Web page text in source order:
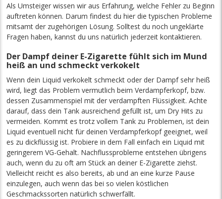
Als Umsteiger wissen wir aus Erfahrung, welche Fehler zu Beginn
auftreten können. Darum findest du hier die typischen Probleme
mitsamt der zugehörigen Lösung. Solltest du noch ungeklärte
Fragen haben, kannst du uns natürlich jederzeit kontaktieren.
Der Dampf deiner E-Zigarette fühlt sich im Mund
heiß an und schmeckt verkokelt
Wenn dein Liquid verkokelt schmeckt oder der Dampf sehr heiß
wird, liegt das Problem vermutlich beim Verdampferkopf, bzw.
dessen Zusammenspiel mit der verdampften Flüssigkeit. Achte
darauf, dass dein Tank ausreichend gefüllt ist, um Dry Hits zu
vermeiden. Kommt es trotz vollem Tank zu Problemen, ist dein
Liquid eventuell nicht für deinen Verdampferkopf geeignet, weil
es zu dickflüssig ist. Probiere in dem Fall einfach ein Liquid mit
geringerem VG-Gehalt. Nachflussprobleme entstehen übrigens
auch, wenn du zu oft am Stück an deiner E-Zigarette ziehst.
Vielleicht reicht es also bereits, ab und an eine kurze Pause
einzulegen, auch wenn das bei so vielen köstlichen
Geschmackssorten natürlich schwerfällt.